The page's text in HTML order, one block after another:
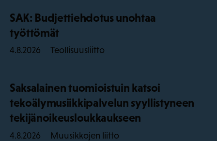
SAK: Budjettiehdotus unohtaa
työttömät
4.8.2026 Teollisuusliitto
Saksalainen tuomioistuin katsoi
tekoälymusiikkipalvelun syyllistyneen
tekijänoikeusloukkaukseen
4.8.2026 Muusikkojen liitto